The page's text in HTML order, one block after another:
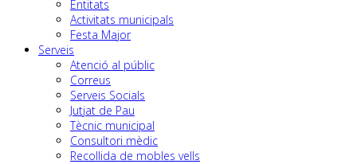
Entitats
Activitats municipals
Festa Major
Serveis
Atenció al públic
Correus
Serveis Socials
Jutjat de Pau
Tècnic municipal
Consultori mèdic
Recollida de mobles vells